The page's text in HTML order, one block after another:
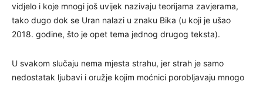
vidjelo i koje mnogi još uvijek nazivaju teorijama zavjerama,
tako dugo dok se Uran nalazi u znaku Bika (u koji je ušao
2018. godine, što je opet tema jednog drugog teksta).
U svakom slučaju nema mjesta strahu, jer strah je samo
nedostatak ljubavi i oružje kojim moćnici porobljavaju mnogo